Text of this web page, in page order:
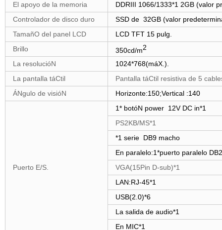
El apoyo de la memoria
DDRIII 1066/1333*1 2GB(valor
Controlador de disco duro
SSD de 32GB(valor
TamañO del panel LCD
LCD TFT 15 pulg.
Brillo
350cd/m2
La resolucióN
1024*768(máX.).
La pantalla táCtil
Pantalla táCtil resistiva de 5
ÁNgulo de visióN
Horizonte:150;Vertical :140
Puerto E/S.
1* botóN power 12V DC in*1
PS2KB/MS*1
*1 serie DB9 macho
En paralelo:1*puerto paralelo
VGA(15Pin D-sub)*1
LAN:RJ-45*1
USB(2.0)*6
La salida de audio*1
En MIC*1